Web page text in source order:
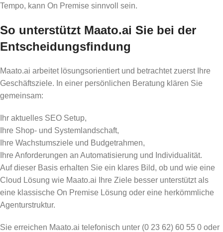
Tempo, kann On Premise sinnvoll sein.
So unterstützt Maato.ai Sie bei der
Entscheidungsfindung
Maato.ai arbeitet lösungsorientiert und betrachtet zuerst Ihre
Geschäftsziele. In einer persönlichen Beratung klären Sie
gemeinsam:
Ihr aktuelles SEO Setup,
Ihre Shop- und Systemlandschaft,
Ihre Wachstumsziele und Budgetrahmen,
Ihre Anforderungen an Automatisierung und Individualität.
Auf dieser Basis erhalten Sie ein klares Bild, ob und wie eine
Cloud Lösung wie Maato.ai Ihre Ziele besser unterstützt als
eine klassische On Premise Lösung oder eine herkömmliche
Agenturstruktur.
Sie erreichen Maato.ai telefonisch unter (0 23 62) 60 55 0 oder